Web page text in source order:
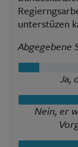
unterstüzen
Abgegebene
Ja,
Nein, er